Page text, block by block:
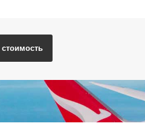
стоимость